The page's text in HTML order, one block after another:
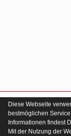
Impressum
Diese Webseite
bestmöglichen
Informationen findest
Mit der Nutzung der